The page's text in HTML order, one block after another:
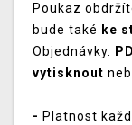
Poukaz
bude také ke
Objednávky.
vytisknout
- Platnost